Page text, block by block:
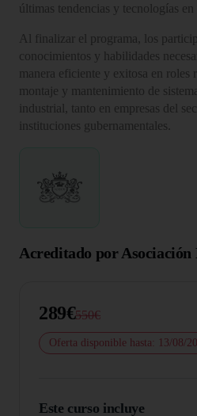
últimas tendencias y tecnologías en
Al finalizar el programa, los
conocimientos y habilidades
manera eficiente y exitosa en roles
montaje y mantenimiento de
industrial, tanto en empresas del
instituciones gubernamentales.
Acreditado por Asociación
289€550€
Oferta disponible hasta: 13/08/
Este curso incluye